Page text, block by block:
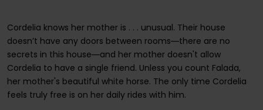
Cordelia knows her mother is . . . unusual. Their house
doesn’t have any doors between rooms―there are no
secrets in this house―and her mother doesn't allow
Cordelia to have a single friend. Unless you count Falada,
her mother's beautiful white horse. The only time Cordelia
feels truly free is on her daily rides with him.